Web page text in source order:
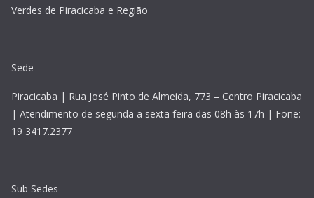
Verdes de Piracicaba e Região
Sede
Piracicaba | Rua José Pinto de Almeida, 773 – Centro Piracicaba
| Atendimento de segunda a sexta feira das 08h às 17h | Fone:
19 3417.2377
Sub Sedes